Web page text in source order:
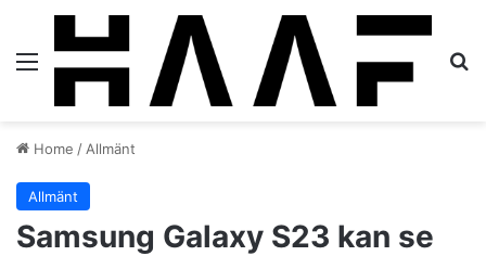
Home / Allmänt
Allmänt
Samsung Galaxy S23 kan se